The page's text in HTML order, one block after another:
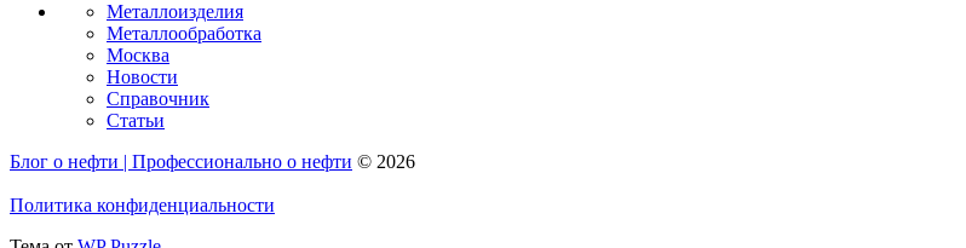
Металлоизделия
Металлообработка
Москва
Новости
Справочник
Статьи
Блог о нефти | Профессионально о нефти © 2026
Политика конфиденциальности